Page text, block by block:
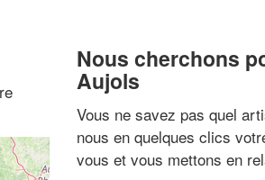
Nous cherchons
Aujols
Vous ne savez pas quel
nous en quelques clics
vous et vous mettons en